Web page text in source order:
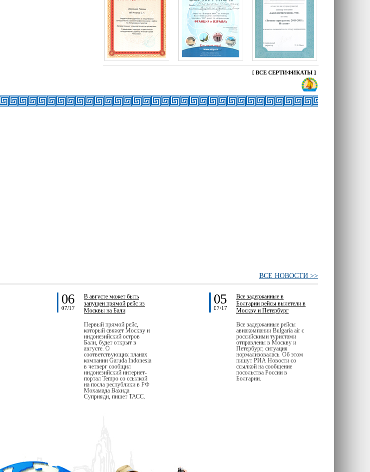
[ ВСЕ СЕРТИФИКАТЫ ]
ВСЕ НОВОСТИ >>
06
07/17
В августе может быть
запущен прямой рейс из
Москвы на Бали
Первый прямой рейс,
который свяжет Москву и
индонезийский остров
Бали, будет открыт в
августе. О
соответствующих планах
компании Garuda Indonesia
в четверг сообщил
индонезийский интернет-
портал Tempo со ссылкой
на посла республики в РФ
Мохамада Вахида
Суприяди, пишет ТАСС.
05
07/17
Все задержанные в
Болгарии рейсы вылетели в
Москву и Петербург
Все задержанные рейсы
авиакомпании Bulgaria air с
российскими туристами
отправлены в Москву и
Петербург, ситуация
нормализовалась. Об этом
пишут РИА Новости со
ссылкой на сообщение
посольства России в
Болгарии.